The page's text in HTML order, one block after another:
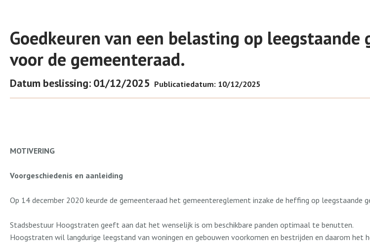
Goedkeuren van een belasting op
voor de gemeenteraad.
Datum beslissing: 01/12/2025 Publicatiedatum: 10/12/2025
MOTIVERING
Voorgeschiedenis en aanleiding
Op 14 december 2020 keurde de gemeenteraad het gemeentereglement inzake de heffing op
Stadsbestuur Hoogstraten geeft aan dat het wenselijk is om beschikbare panden optimaal te benutten.
Hoogstraten wil langdurige leegstand van woningen en gebouwen voorkomen en bestrijden en daarom het